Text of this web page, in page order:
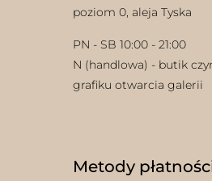
poziom 0, aleja Tyska
PN - SB 10:00 - 21:00
N (handlowa) - butik
grafiku otwarcia galerii
Metody